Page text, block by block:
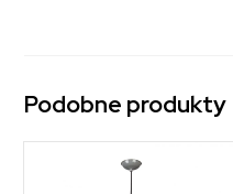
Podobne produkty